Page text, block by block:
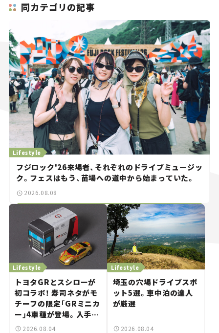
同カテゴリの記事
フジロック'26来場者、それぞれのドライブミュージッ
ク。フェスはもう、苗場への道中から始まっていた。
Lifestyle
2026.08.08
トヨタGRとスシローが
初コラボ！ 寿司ネタがモ
チーフの限定「GRミニカ
ー」4車種が登場。入手方
法は？【クルマとホビー】
Lifestyle
2026.08.04
埼玉の穴場ドライブスポ
ット5選。車中泊の達人
が厳選
Lifestyle
2026.08.04